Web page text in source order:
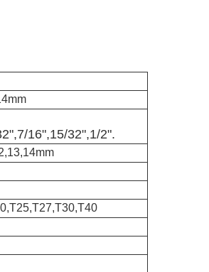
16",15/32",1/2".